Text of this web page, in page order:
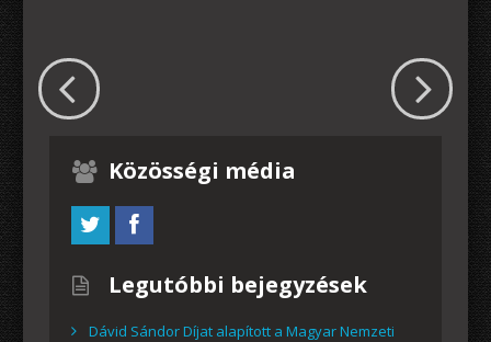
Közösségi média
Legutóbbi bejegyzések
Dávid Sándor Díjat alapított a Magyar Nemzeti